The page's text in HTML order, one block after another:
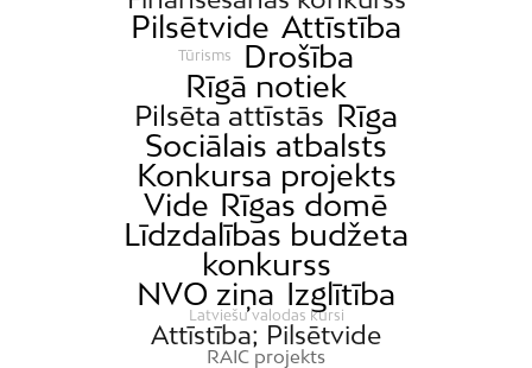
Ķengarags
Mangaļsala
Mežaparks
Mežciems
Mūkupurvs
Pētersala-Andrejsala
Pilsētvide Attīstība
Tūrisms
Drošība
Rīgā notiek
Pilsēta attīstās Rīga
Sociālais atbalsts
Konkursa projekts
Vide Rīgas domē
Līdzdalības budžeta
konkurss
NVO ziņa Izglītība
Latviešu valodas kursi
Attīstība; Pilsētvide
RAIC projekts